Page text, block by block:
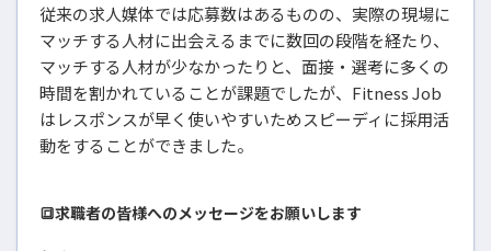
従来の求人媒体では応募数はあるものの、実際の現場に
マッチする人材に出会えるまでに数回の段階を経たり、
マッチする人材が少なかったりと、面接・選考に多くの
時間を割かれていることが課題でしたが、Fitness Job
はレスポンスが早く使いやすいためスピーディに採用活
動をすることができました。
🔳求職者の皆様へのメッセージをお願いします